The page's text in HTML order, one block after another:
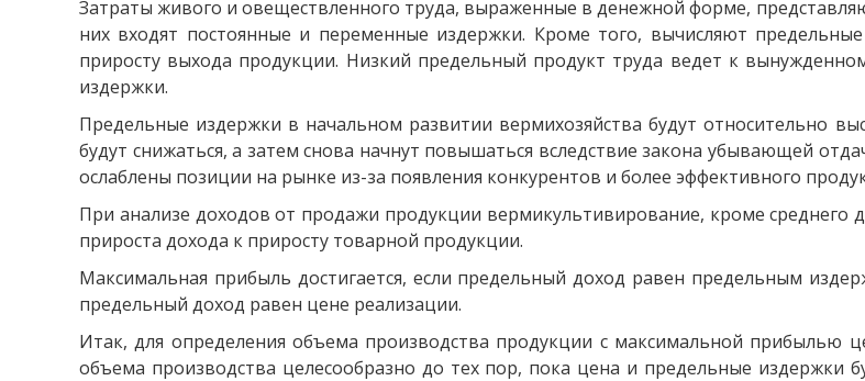
Затраты живого и овеществленного труда, выраженные в денежной форме,
них входят постоянные и переменные издержки. Кроме того, вычисляют
приросту выхода продукции. Низкий предельный продукт труда ведет к
издержки.
Предельные издержки в начальном развитии вермихозяйства будут относительно
будут снижаться, а затем снова начнут повышаться вследствие закона убывающей
ослаблены позиции на рынке из-за появления конкурентов и более эффективного
При анализе доходов от продажи продукции вермикультивирование, кроме
прироста дохода к приросту товарной продукции.
Максимальная прибыль достигается, если предельный доход равен предельным
предельный доход равен цене реализации.
Итак, для определения объема производства продукции с максимальной прибылью
объема производства целесообразно до тех пор, пока цена и предельные издержки